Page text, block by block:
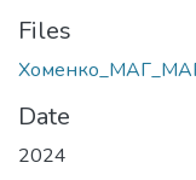
Files
Date
2024